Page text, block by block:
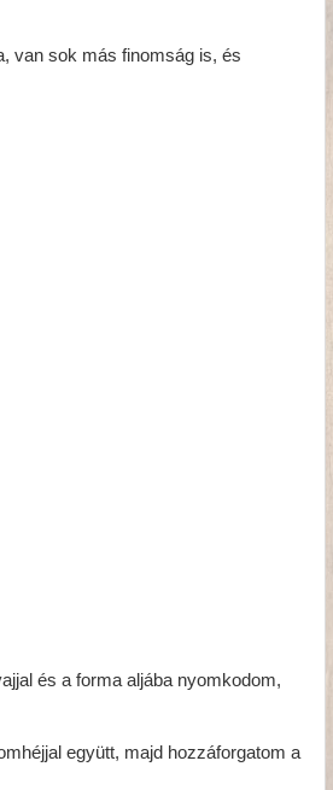
van sok más finomság is, és
és a forma aljába nyomkodom,
együtt, majd hozzáforgatom a